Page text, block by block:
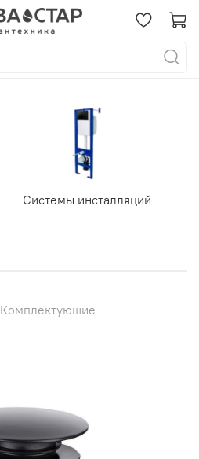
Системы инсталляций
Комплектующие